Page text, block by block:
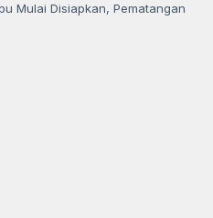
Mulai Disiapkan, Pematangan